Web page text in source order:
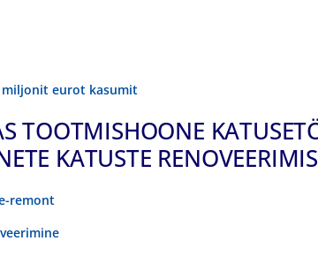
miljonit eurot kasumit
TOOTMISHOONE
KATUSTE
remont